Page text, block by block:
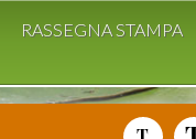
RASSEGNA STAMPA